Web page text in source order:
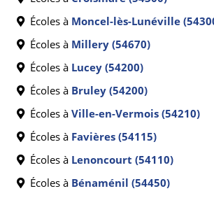
Écoles à Moncel-lès-Lunéville
Écoles à Millery (54670)
Écoles à Lucey (54200)
Écoles à Bruley (54200)
Écoles à Ville-en-Vermois (54210)
Écoles à Favières (54115)
Écoles à Lenoncourt (54110)
Écoles à Bénaménil (54450)